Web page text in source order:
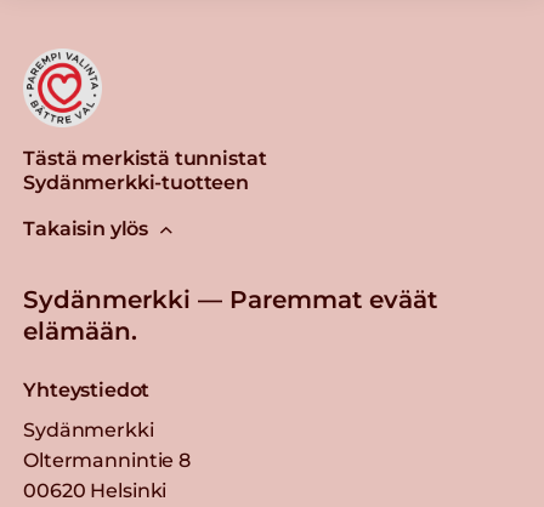
Tästä merkistä tunnistat
Sydänmerkki-tuotteen
Takaisin ylös
Sydänmerkki — Paremmat eväät
elämään.
Yhteystiedot
Sydänmerkki
Oltermannintie 8
00620 Helsinki